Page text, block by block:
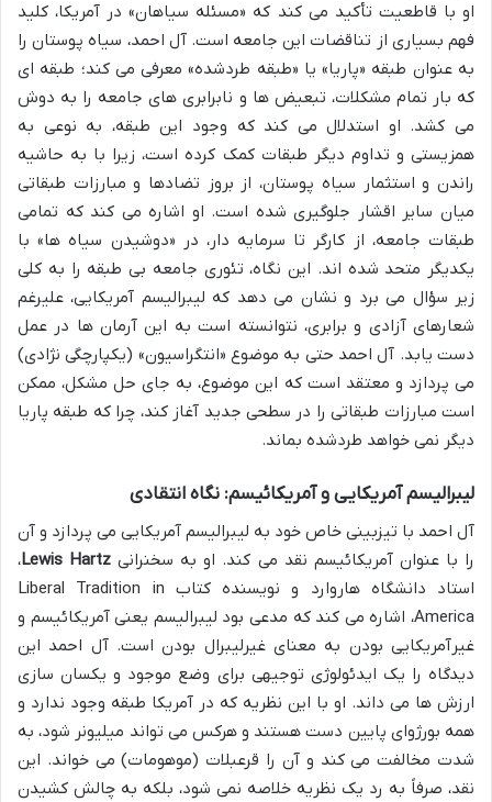
او با قاطعیت تأکید می کند که «مسئله سیاهان» در آمریکا، کلید
فهم بسیاری از تناقضات این جامعه است. آل احمد، سیاه پوستان را
به عنوان طبقه «پاریا» یا «طبقه طردشده» معرفی می کند؛ طبقه ای
که بار تمام مشکلات، تبعیض ها و نابرابری های جامعه را به دوش
می کشد. او استدلال می کند که وجود این طبقه، به نوعی به
همزیستی و تداوم دیگر طبقات کمک کرده است، زیرا با به حاشیه
راندن و استثمار سیاه پوستان، از بروز تضادها و مبارزات طبقاتی
میان سایر اقشار جلوگیری شده است. او اشاره می کند که تمامی
طبقات جامعه، از کارگر تا سرمایه دار، در «دوشیدن سیاه ها» با
یکدیگر متحد شده اند. این نگاه، تئوری جامعه بی طبقه را به کلی
زیر سؤال می برد و نشان می دهد که لیبرالیسم آمریکایی، علیرغم
شعارهای آزادی و برابری، نتوانسته است به این آرمان ها در عمل
دست یابد. آل احمد حتی به موضوع «انتگراسیون» (یکپارچگی نژادی)
می پردازد و معتقد است که این موضوع، به جای حل مشکل، ممکن
است مبارزات طبقاتی را در سطحی جدید آغاز کند، چرا که طبقه پاریا
دیگر نمی خواهد طردشده بماند.
لیبرالیسم آمریکایی و آمریکائیسم: نگاه انتقادی
آل احمد با تیزبینی خاص خود به لیبرالیسم آمریکایی می پردازد و آن
را با عنوان آمریکائیسم نقد می کند. او به سخنرانی Lewis Hartz،
استاد دانشگاه هاروارد و نویسنده کتاب Liberal Tradition in
America، اشاره می کند که مدعی بود لیبرالیسم یعنی آمریکائیسم و
غیرآمریکایی بودن به معنای غیرلیبرال بودن است. آل احمد این
دیدگاه را یک ایدئولوژی توجیهی برای وضع موجود و یکسان سازی
ارزش ها می داند. او با این نظریه که در آمریکا طبقه وجود ندارد و
همه بورژوای پایین دست هستند و هرکس می تواند میلیونر شود، به
شدت مخالفت می کند و آن را قرعبلات (موهومات) می خواند. این
نقد، صرفاً به رد یک نظریه خلاصه نمی شود، بلکه به چالش کشیدن